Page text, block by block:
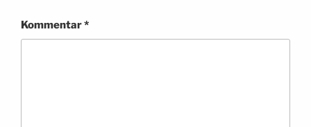
Kommentar*